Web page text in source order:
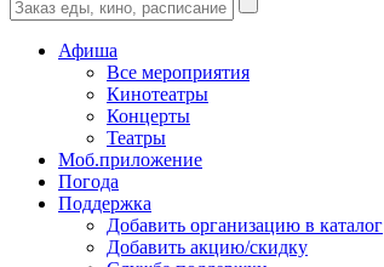
Афиша
Все мероприятия
Кинотеатры
Концерты
Театры
Моб.приложение
Погода
Поддержка
Добавить организацию в каталог
Добавить акцию/скидку